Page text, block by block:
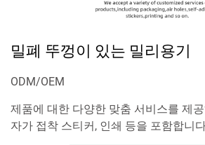
밀폐 뚜껑이 있는 밀리용기
ODM/OEM
제품에 대한 다양한 맞춤 서비스를 제
자가 접착 스티커, 인쇄 등을 포함합니